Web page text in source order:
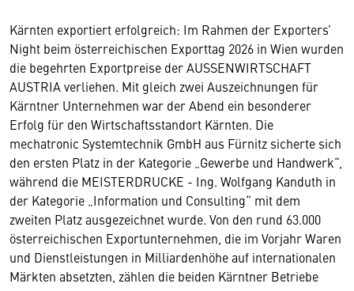
Kärnten exportiert erfolgreich: Im Rahmen der Exporters’
Night beim österreichischen Exporttag 2026 in Wien wurden
die begehrten Exportpreise der AUSSENWIRTSCHAFT
AUSTRIA verliehen. Mit gleich zwei Auszeichnungen für
Kärntner Unternehmen war der Abend ein besonderer
Erfolg für den Wirtschaftsstandort Kärnten. Die
mechatronic Systemtechnik GmbH aus Fürnitz sicherte sich
den ersten Platz in der Kategorie „Gewerbe und Handwerk“,
während die MEISTERDRUCKE - Ing. Wolfgang Kanduth in
der Kategorie „Information und Consulting“ mit dem
zweiten Platz ausgezeichnet wurde. Von den rund 63.000
österreichischen Exportunternehmen, die im Vorjahr Waren
und Dienstleistungen in Milliardenhöhe auf internationalen
Märkten absetzten, zählen die beiden Kärntner Betriebe